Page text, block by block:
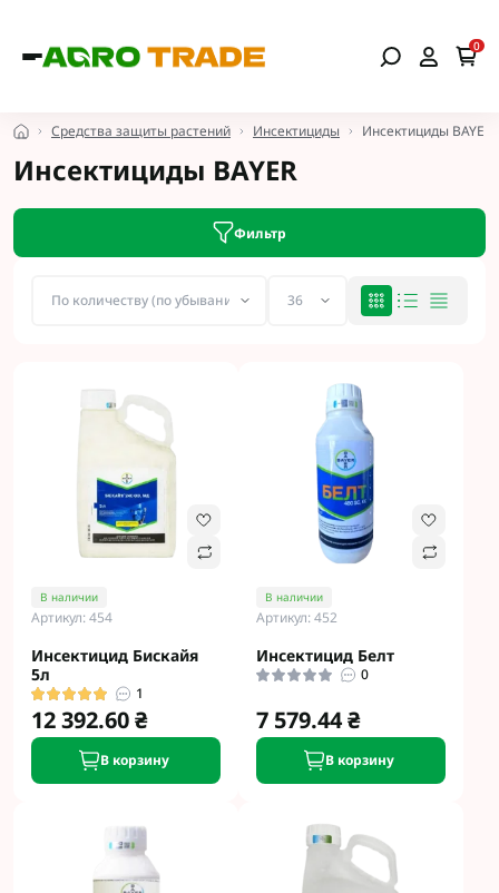
0
Средства защиты растений Инсектициды Инсектициды BAYER
Инсектициды BAYER
Фильтр
В наличии
Артикул: 454
Инсектицид Бискайя
5л
1
12 392.60 ₴
В корзину
В наличии
Артикул: 452
Инсектицид Белт
0
7 579.44 ₴
В корзину